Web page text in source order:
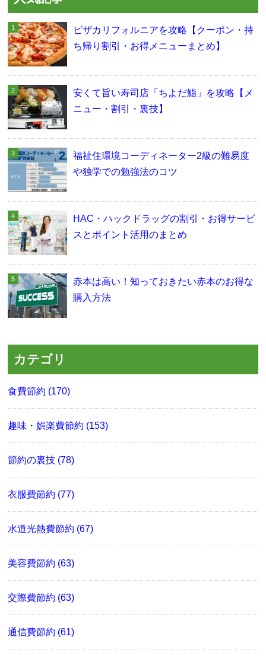
ピザカリフォルニアを攻略【クーポン・持
ち帰り割引・お得メニューまとめ】
安くて旨い寿司店「ちよだ鮨」を攻略【メ
ニュー・割引・裏技】
福祉住環境コーディネーター2級の難易度
や独学での勉強法のコツ
HAC・ハックドラッグの割引・お得サービ
スとポイント活用のまとめ
赤本は高い！知っておきたい赤本のお得な
購入方法
カテゴリ
食費節約 (170)
趣味・娯楽費節約 (153)
節約の裏技 (78)
衣服費節約 (77)
水道光熱費節約 (67)
美容費節約 (63)
交際費節約 (63)
通信費節約 (61)